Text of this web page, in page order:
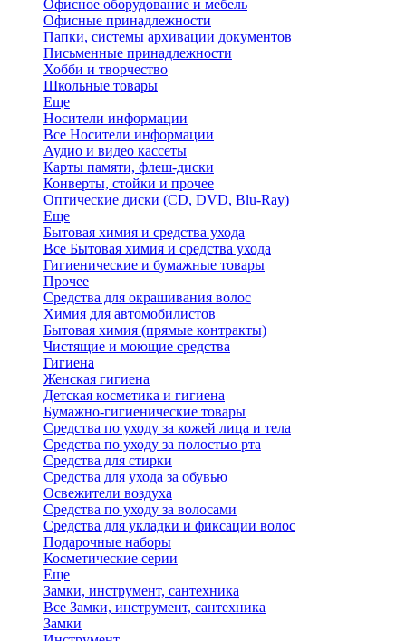
Офисное оборудование и мебель
Офисные принадлежности
Папки, системы архивации документов
Письменные принадлежности
Хобби и творчество
Школьные товары
Еще
Носители информации
Все Носители информации
Аудио и видео кассеты
Карты памяти, флеш-диски
Конверты, стойки и прочее
Оптические диски (CD, DVD, Blu-Ray)
Еще
Бытовая химия и средства ухода
Все Бытовая химия и средства ухода
Гигиенические и бумажные товары
Прочее
Средства для окрашивания волос
Химия для автомобилистов
Бытовая химия (прямые контракты)
Чистящие и моющие средства
Гигиена
Женская гигиена
Детская косметика и гигиена
Бумажно-гигиенические товары
Средства по уходу за кожей лица и тела
Средства по уходу за полостью рта
Средства для стирки
Средства для ухода за обувью
Освежители воздуха
Средства по уходу за волосами
Средства для укладки и фиксации волос
Подарочные наборы
Косметические серии
Еще
Замки, инструмент, сантехника
Все Замки, инструмент, сантехника
Замки